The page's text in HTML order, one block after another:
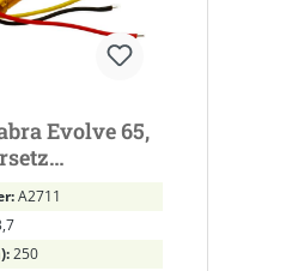
Evolve 65,
CP-GN650
250mAh
A2711
250